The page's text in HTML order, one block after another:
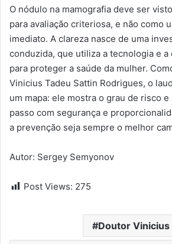
O nódulo na mamografia deve ser
para avaliação criteriosa, e não como
imediato. A clareza nasce de uma
conduzida, que utiliza a tecnologia e
para proteger a saúde da mulher.
Vinicius Tadeu Sattin Rodrigues, o
um mapa: ele mostra o grau de risco
passo com segurança e
a prevenção seja sempre o melhor
Autor: Sergey Semyonov
Post Views: 275
Doutor Vinicius